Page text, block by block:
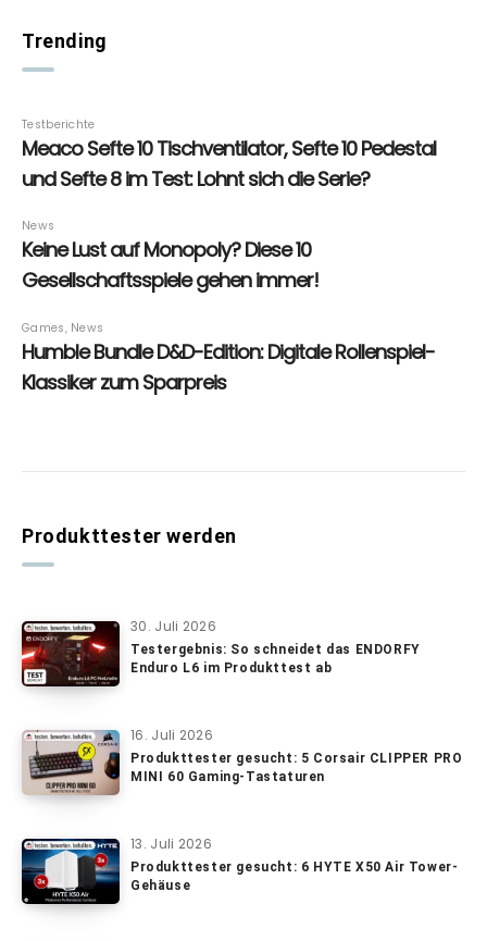
Trending
Produkttester werden
30. Juli 2026
Testergebnis: So schneidet das ENDORFY
Enduro L6 im Produkttest ab
16. Juli 2026
Produkttester gesucht: 5 Corsair CLIPPER PRO
MINI 60 Gaming-Tastaturen
13. Juli 2026
Produkttester gesucht: 6 HYTE X50 Air Tower-
Gehäuse